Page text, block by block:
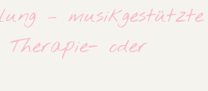
– musikgestützte
oder